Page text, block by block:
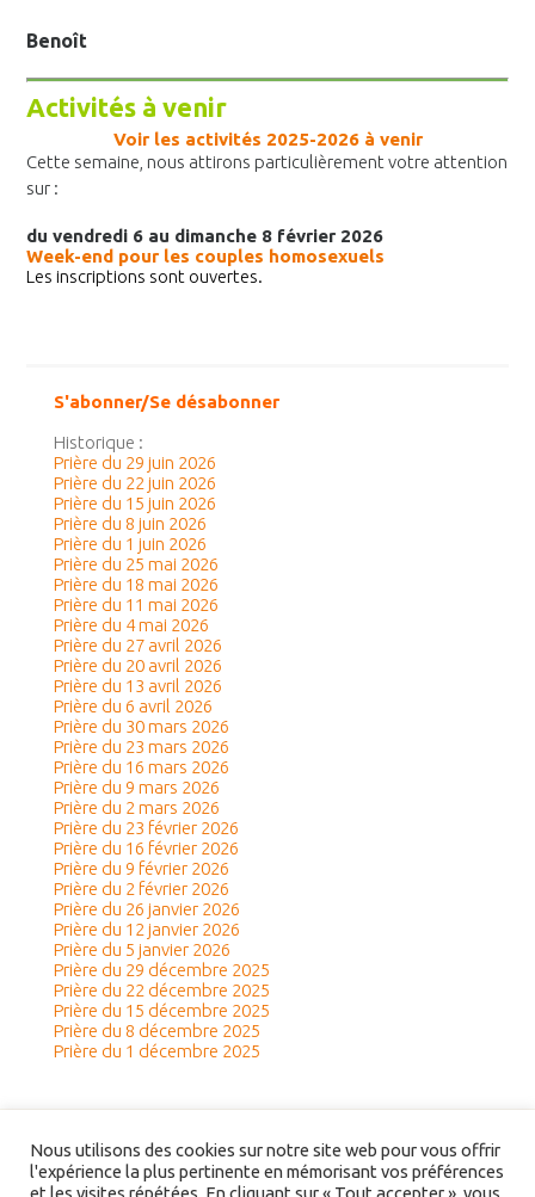
Benoît
Activités à venir
Voir les activités 2025-2026 à venir
Cette semaine, nous attirons particulièrement votre attention
sur :
du vendredi 6 au dimanche 8 février 2026
Week-end pour les couples homosexuels
Les inscriptions sont ouvertes.
S'abonner/Se désabonner
Historique :
Prière du 29 juin 2026
Prière du 22 juin 2026
Prière du 15 juin 2026
Prière du 8 juin 2026
Prière du 1 juin 2026
Prière du 25 mai 2026
Prière du 18 mai 2026
Prière du 11 mai 2026
Prière du 4 mai 2026
Prière du 27 avril 2026
Prière du 20 avril 2026
Prière du 13 avril 2026
Prière du 6 avril 2026
Prière du 30 mars 2026
Prière du 23 mars 2026
Prière du 16 mars 2026
Prière du 9 mars 2026
Prière du 2 mars 2026
Prière du 23 février 2026
Prière du 16 février 2026
Prière du 9 février 2026
Prière du 2 février 2026
Prière du 26 janvier 2026
Prière du 12 janvier 2026
Prière du 5 janvier 2026
Prière du 29 décembre 2025
Prière du 22 décembre 2025
Prière du 15 décembre 2025
Prière du 8 décembre 2025
Prière du 1 décembre 2025
Nous utilisons des cookies sur notre site web pour vous offrir
l'expérience la plus pertinente en mémorisant vos préférences
et les visites répétées. En cliquant sur « Tout accepter », vous